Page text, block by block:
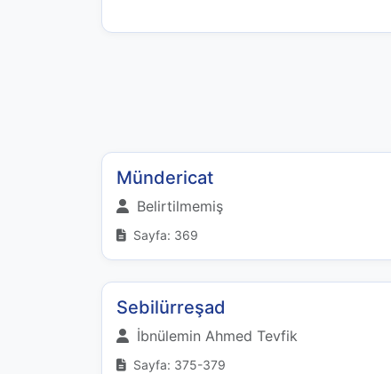
Mündericat
Belirtilmemiş
Sayfa: 369
Sebilürreşad
İbnülemin Ahmed Tevfik
Sayfa: 375-379